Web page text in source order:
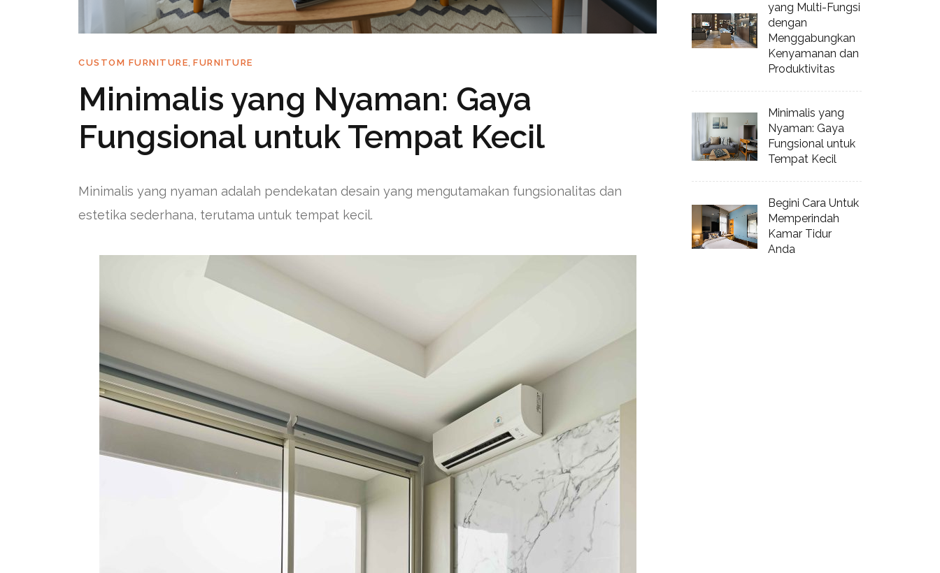
CUSTOM FURNITURE FURNITURE
Minimalis yang Nyaman: Gaya
Fungsional untuk Tempat Kecil
Minimalis yang nyaman adalah pendekatan desain yang mengutamakan fungsionalitas dan
estetika sederhana, terutama untuk tempat kecil.
yang Multi-Fungsi
dengan
Menggabungkan
Kenyamanan dan
Produktivitas
Minimalis yang
Nyaman: Gaya
Fungsional untuk
Tempat Kecil
Begini Cara Untuk
Memperindah
Kamar Tidur
Anda